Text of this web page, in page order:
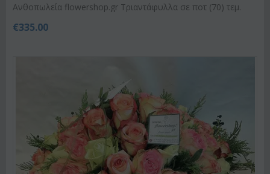
Ανθοπωλεία flowershop.gr Τριαντάφυλλα σε ποτ (70) τεμ.
€335.00